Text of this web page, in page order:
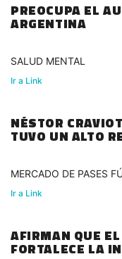
PREOCUPA EL
ARGENTINA
SALUD MENTAL
Ir a Link
NÉSTOR
TUVO UN ALTO
MERCADO DE PASES
Ir a Link
AFIRMAN QUE
FORTALECE LA